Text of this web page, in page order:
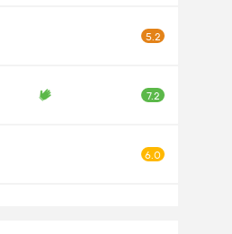
5.2
7.2
6.0